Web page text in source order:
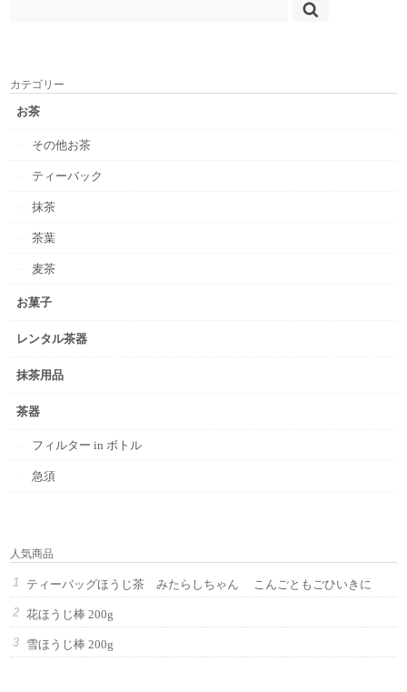
カテゴリー
お茶
その他お茶
ティーバック
抹茶
茶葉
麦茶
お菓子
レンタル茶器
抹茶用品
茶器
フィルター in ボトル
急須
人気商品
ティーバッグほうじ茶 みたらしちゃん こんごともごひいきに
花ほうじ棒 200g
雪ほうじ棒 200g